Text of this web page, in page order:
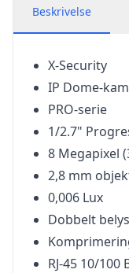
Beskrivelse
X-Security
IP Dome-
PRO-serie
1/2.7"
8 Megapixel
2,8 mm
0,006 Lux
Dobbelt
RJ-45 10/100